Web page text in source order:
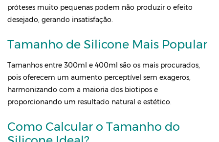
próteses muito pequenas podem não produzir o efeito
desejado, gerando insatisfação.
Tamanho de Silicone Mais Popular
Tamanhos entre 300ml e 400ml são os mais procurados,
pois oferecem um aumento perceptível sem exageros,
harmonizando com a maioria dos biotipos e
proporcionando um resultado natural e estético.
Como Calcular o Tamanho do